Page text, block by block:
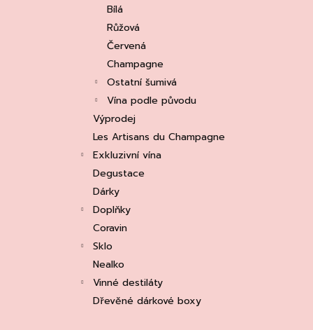
Bílá
Růžová
Červená
Champagne
Ostatní šumivá
Vína podle původu
Výprodej
Les Artisans du Champagne
Exkluzivní vína
Degustace
Dárky
Doplňky
Coravin
Sklo
Nealko
Vinné destiláty
Dřevěné dárkové boxy
ASOLO PROSECCO SUPERIORE DOCG
BRUT, MARTIGNAGO
253 Kč
Původně: 335 Kč